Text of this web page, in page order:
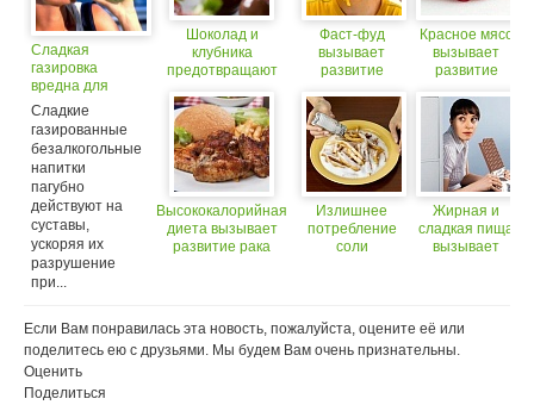
Сладкая
газировка
вредна для
суставов
Сладкие
газированные
безалкогольные
напитки
пагубно
действуют на
суставы,
ускоряя их
разрушение
при...
Шоколад и
клубника
предотвращают
Высококалорийная
диета вызывает
развитие рака
Фаст-фуд
вызывает
развитие
заболеваний
Излишнее
потребление
соли
заболеваний
Красное мясо
вызывает
развитие
сосудистых
заболеваний
Жирная и
сладкая пища
вызывает
Если Вам понравилась эта новость, пожалуйста, оцените её или
поделитесь ею с друзьями. Мы будем Вам очень признательны.
Оценить
Поделиться